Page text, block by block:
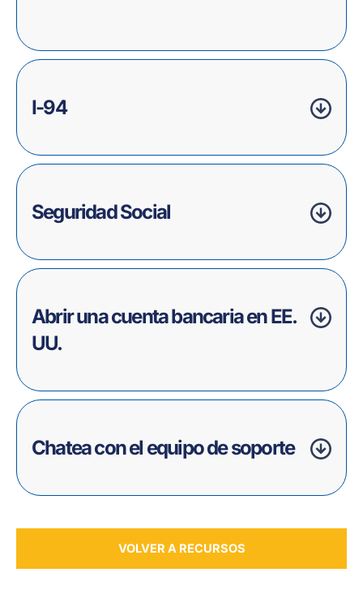
I-94
Seguridad Social
Abrir una cuenta bancaria en EE.
UU.
Chatea con el equipo de soporte
VOLVER A RECURSOS